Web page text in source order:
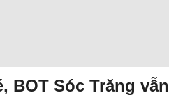
BOT Sóc Trăng vẫn